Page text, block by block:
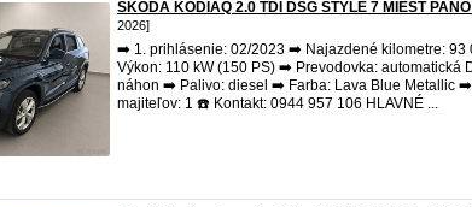
ŠKODA KODIAQ 2.0 TDI DSG STYLE 7 MIEST
2026]
➡️ 1. prihlásenie: 02/2023 ➡️ Najazdené kilometre:
Výkon: 110 kW (150 PS) ➡️ Prevodovka: automatická
náhon ➡️ Palivo: diesel ➡️ Farba: Lava Blue Metallic
majiteľov: 1 ☎️ Kontakt: 0944 957 106 HLAVNÉ ...